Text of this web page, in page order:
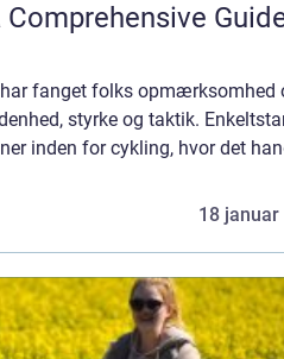
fanget folks opmærksomhed
styrke og taktik.
inden for cykling, hvor det
18 januar